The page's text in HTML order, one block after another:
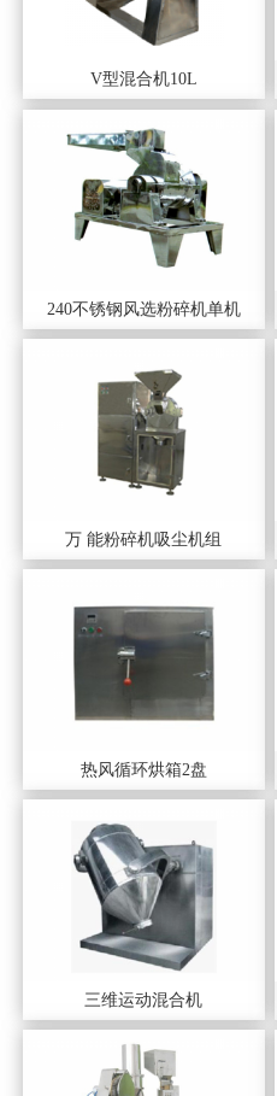
V型混合机10L
240不锈钢风选粉碎机单机
万 能粉碎机吸尘机组
热风循环烘箱2盘
三维运动混合机